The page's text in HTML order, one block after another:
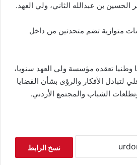
بن عبدالله الثاني، ولي العهد.
متوازية تضم متحدثين من داخل
وطنيا تعقده مؤسسة ولي العهد سنويا،
لتبادل الأفكار والرؤى بشأن القضايا
الشباب والمجتمع الأردني.
نسخ الرابط